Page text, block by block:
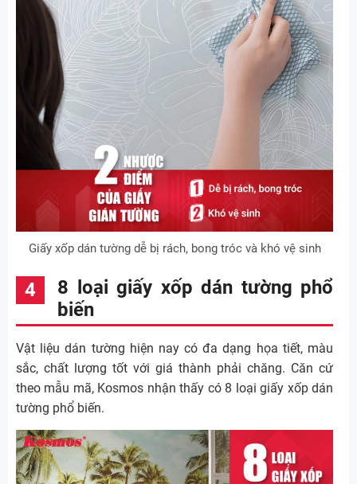
Giấy xốp dán tường dễ bị rách, bong tróc và khó vệ sinh
8 loại giấy xốp dán tường phổ
biến
Vật liệu dán tường hiện nay có đa dạng họa tiết, màu
sắc, chất lượng tốt với giá thành phải chăng. Căn cứ
theo mẫu mã, Kosmos nhận thấy có 8 loại giấy xốp dán
tường phổ biến.